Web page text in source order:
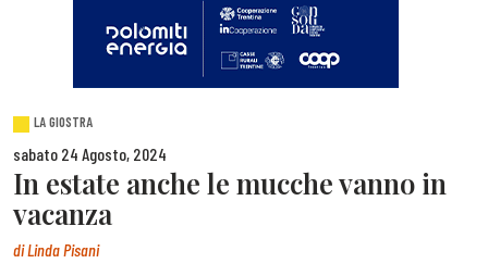
LA GIOSTRA
sabato 24 Agosto, 2024
In estate anche le mucche vanno in
vacanza
diLinda Pisani